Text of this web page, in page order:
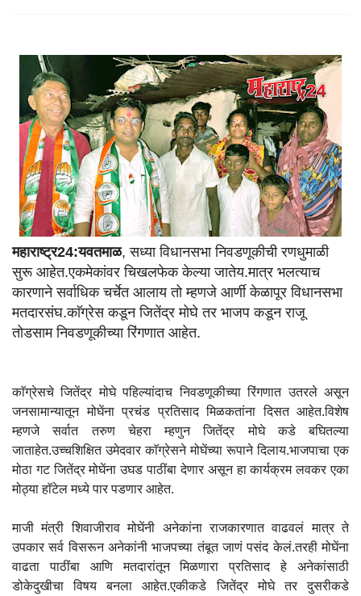
महाराष्ट्र24:यवतमाळ, सध्या विधानसभा निवडणूकीची रणधुमाळी
सुरू आहेत.एकमेकांवर चिखलफेक केल्या जातेय.मात्र भलत्याच
कारणाने सर्वाधिक चर्चेत आलाय तो म्हणजे आर्णी केळापूर विधानसभा
मतदारसंघ.काॅग्रेस कडून जितेंद्र मोघे तर भाजप कडून राजू
तोडसाम निवडणूकीच्या रिंगणात आहेत.
काॅग्रेसचे जितेंद्र मोघे पहिल्यांदाच निवडणूकीच्या रिंगणात उतरले असून
जनसामान्यातून मोघेंना प्रचंड प्रतिसाद मिळकतांना दिसत आहेत.विशेष
म्हणजे सर्वात तरुण चेहरा म्हणुन जितेंद्र मोघे कडे बघितल्या
जाताहेत.उच्चशिक्षित उमेदवार काॅग्रेसने मोघेंच्या रूपाने दिलाय.भाजपाचा एक
मोठा गट जितेंद्र मोघेंना उघड पाठींबा देणार असून हा कार्यक्रम लवकर एका
मोठ्या हाॅटेल मध्ये पार पडणार आहेत.
माजी मंत्री शिवाजीराव मोघेंनी अनेकांना राजकारणात वाढवलं मात्र ते
उपकार सर्व विसरून अनेकांनी भाजपच्या तंबूत जाणं पसंद केलं.तरही मोघेंना
वाढता पाठींबा आणि मतदारांतून मिळणारा प्रतिसाद हे अनेकांसाठी
डोकेदुखीचा विषय बनला आहेत.एकीकडे जितेंद्र मोघे तर दुसरीकडे